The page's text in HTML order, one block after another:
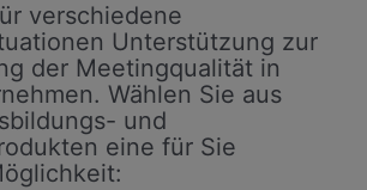
verschiedene
Unterstützung zur
der Meetingqualität in
Wählen Sie aus
und
eine für Sie